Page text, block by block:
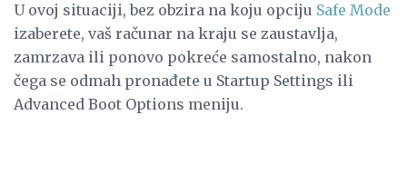
U ovoj situaciji, bez obzira na koju opciju Safe Mode
izaberete, vaš računar na kraju se zaustavlja,
zamrzava ili ponovo pokreće samostalno, nakon
čega se odmah pronađete u Startup Settings ili
Advanced Boot Options meniju.